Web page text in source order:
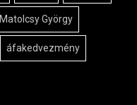
Matolcsy György
áfakedvezmény